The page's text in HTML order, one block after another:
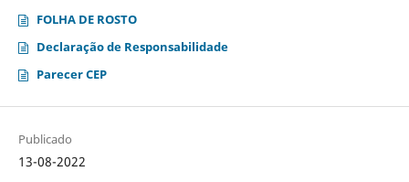
FOLHA DE ROSTO
Declaração de Responsabilidade
Parecer CEP
Publicado
13-08-2022